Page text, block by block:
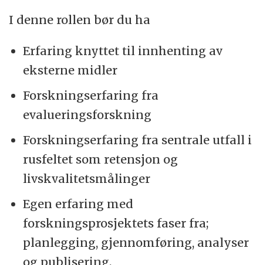
I denne rollen bør du ha
Erfaring knyttet til innhenting av
eksterne midler
Forskningserfaring fra
evalueringsforskning
Forskningserfaring fra sentrale utfall i
rusfeltet som retensjon og
livskvalitetsmålinger
Egen erfaring med
forskningsprosjektets faser fra;
planlegging, gjennomføring, analyser
og publisering.